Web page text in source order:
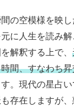
の空模様を映
に人生を読み解
解釈する上で、
間、すなわち
。現代の星占
存在しますが